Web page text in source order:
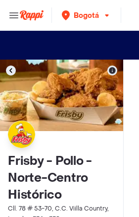
Bogotá
Frisby - Pollo -
Norte-Centro
Histórico
Cll. 78 # 53-70, C.C. Viilla Country,